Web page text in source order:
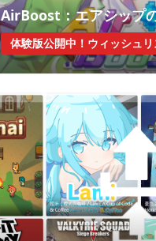
AirBoost：エアシップ
体験版公開中！ウィッシュリ